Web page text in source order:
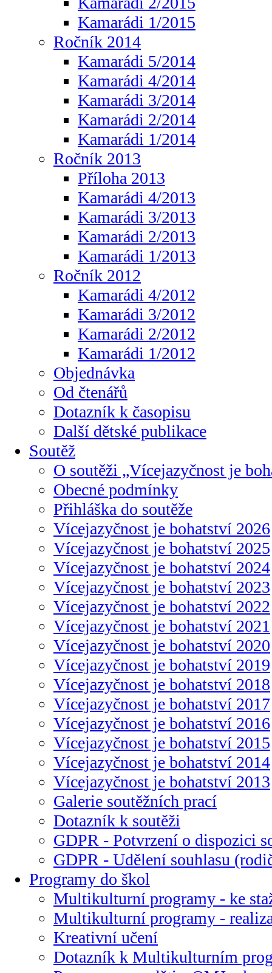
Kamarádi 1/2015
Ročník 2014
Kamarádi 5/2014
Kamarádi 4/2014
Kamarádi 3/2014
Kamarádi 2/2014
Kamarádi 1/2014
Ročník 2013
Příloha 2013
Kamarádi 4/2013
Kamarádi 3/2013
Kamarádi 2/2013
Kamarádi 1/2013
Ročník 2012
Kamarádi 4/2012
Kamarádi 3/2012
Kamarádi 2/2012
Kamarádi 1/2012
Objednávka
Od čtenářů
Dotazník k časopisu
Další dětské publikace
Soutěž
O soutěži „Vícejazyčnost je
Obecné podmínky
Přihláška do soutěže
Vícejazyčnost je bohatství 2026
Vícejazyčnost je bohatství 2025
Vícejazyčnost je bohatství 2024
Vícejazyčnost je bohatství 2023
Vícejazyčnost je bohatství 2022
Vícejazyčnost je bohatství 2021
Vícejazyčnost je bohatství 2020
Vícejazyčnost je bohatství 2019
Vícejazyčnost je bohatství 2018
Vícejazyčnost je bohatství 2017
Vícejazyčnost je bohatství 2016
Vícejazyčnost je bohatství 2015
Vícejazyčnost je bohatství 2014
Vícejazyčnost je bohatství 2013
Galerie soutěžních prací
Dotazník k soutěži
GDPR - Potvrzení o dispozici
GDPR - Udělení souhlasu
Programy do škol
Multikulturní programy - ke
Multikulturní programy -
Kreativní učení
Dotazník k Multikulturním